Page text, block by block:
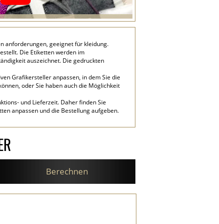
anforderungen, geeignet für kleidung.
Die Etiketten werden im
auszeichnet. Die gedruckten
Grafikersteller anpassen, in dem Sie die
oder Sie haben auch die Möglichkeit
und Lieferzeit. Daher finden Sie
anpassen und die Bestellung aufgeben.
Berechnen